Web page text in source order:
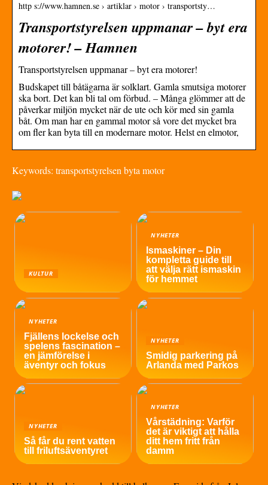
http s://www.hamnen.se › artiklar › motor › transportsty…
Transportstyrelsen uppmanar – byt era
motorer! – Hamnen
Transportstyrelsen uppmanar – byt era motorer!
Budskapet till båtägarna är solklart. Gamla smutsiga motorer
ska bort. Det kan bli tal om förbud. – Många glömmer att de
påverkar miljön mycket när de ute och kör med sin gamla
båt. Om man har en gammal motor så vore det mycket bra
om fler kan byta till en modernare motor. Helst en elmotor,
Keywords: transportstyrelsen byta motor
KULTUR
NYHETER
Ismaskiner – Din
kompletta guide till
att välja rätt ismaskin
för hemmet
NYHETER
Fjällens lockelse och
spelens fascination –
en jämförelse i
äventyr och fokus
NYHETER
Smidig parkering på
Arlanda med Parkos
NYHETER
Så får du rent vatten
till friluftsäventyret
NYHETER
Vårstädning: Varför
det är viktigt att hålla
ditt hem fritt från
damm